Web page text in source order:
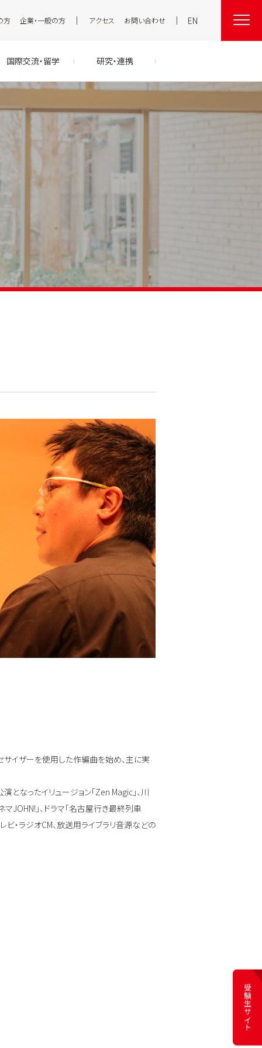
方 企業・一般の方 アクセス お問い合わせ EN
国際交流・留学 研究・連携
サイザーを使用した作編曲を始め、主に実
となったイリュージョン「Zen Magic」、川
JOHN!」、ドラマ「名古屋行き最終列車
ビ・ラジオCM、放送用ライブラリ音源などの
受験生サイト